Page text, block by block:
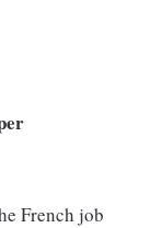
French job